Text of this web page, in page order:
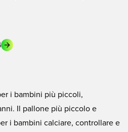
i bambini più piccoli,
Il pallone più piccolo e
i bambini calciare, controllare e